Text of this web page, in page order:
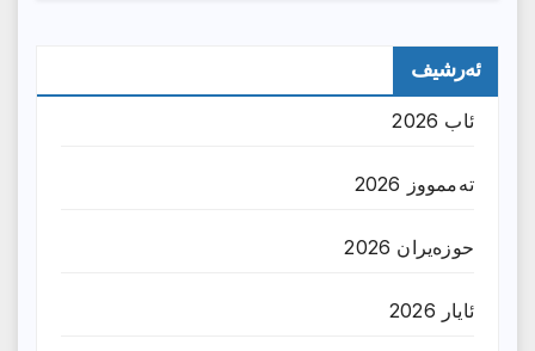
ئەرشیف
ئاب 2026
تەممووز 2026
حوزه‌یران 2026
ئایار 2026